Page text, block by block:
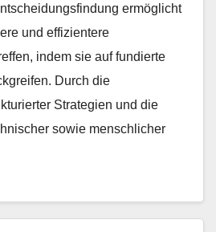
ermöglicht
und effizientere
indem sie auf fundierte
Durch die
Strategien und die
sowie menschlicher